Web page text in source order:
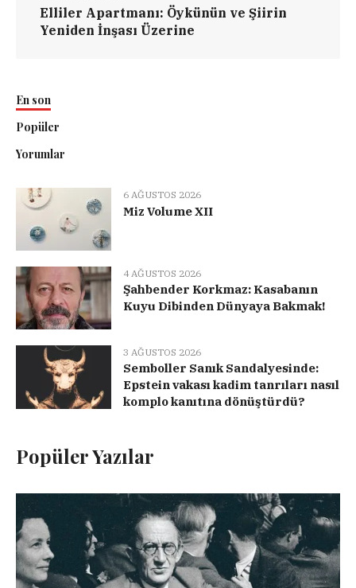
Elliler Apartmanı: Öykünün ve Şiirin
Yeniden İnşası Üzerine
En son
Popüler
Yorumlar
6 AĞUSTOS 2026
Miz Volume XII
4 AĞUSTOS 2026
Şahbender Korkmaz: Kasabanın
Kuyu Dibinden Dünyaya Bakmak!
3 AĞUSTOS 2026
Semboller Sanık Sandalyesinde:
Epstein vakası kadim tanrıları nasıl
komplo kanıtına dönüştürdü?
Popüler Yazılar